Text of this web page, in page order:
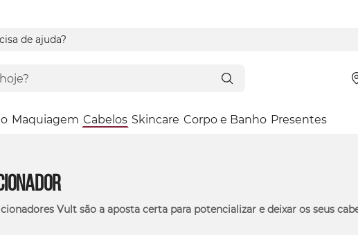
de ajuda?
Maquiagem Cabelos Skincare Corpo e Banho Presentes
Vult são a aposta certa para potencializar e deixar os seus